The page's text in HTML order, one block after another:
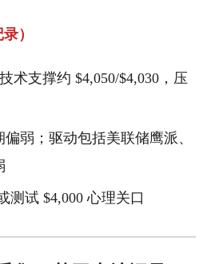
）
术支撑约 $4,050/$4,030，压
弱；驱动包括美联储鹰派、
测试 $4,000 心理关口